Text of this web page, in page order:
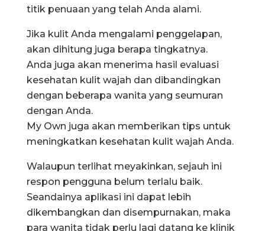
titik penuaan yang telah Anda alami.
Jika kulit Anda mengalami penggelapan,
akan dihitung juga berapa tingkatnya.
Anda juga akan menerima hasil evaluasi
kesehatan kulit wajah dan dibandingkan
dengan beberapa wanita yang seumuran
dengan Anda.
My Own juga akan memberikan tips untuk
meningkatkan kesehatan kulit wajah Anda.
Walaupun terlihat meyakinkan, sejauh ini
respon pengguna belum terlalu baik.
Seandainya aplikasi ini dapat lebih
dikembangkan dan disempurnakan, maka
para wanita tidak perlu lagi datang ke klinik